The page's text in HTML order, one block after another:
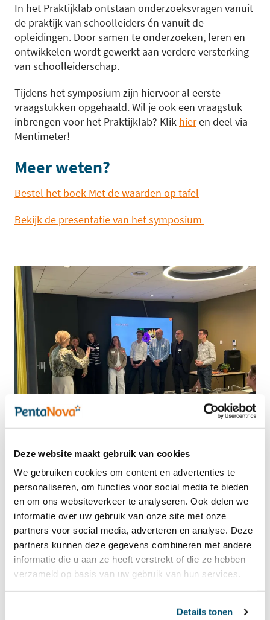
Deze website maakt gebruik van cookies
We gebruiken cookies om content en advertenties te
personaliseren, om functies voor social media te bieden
en om ons websiteverkeer te analyseren. Ook delen we
informatie over uw gebruik van onze site met onze
partners voor social media, adverteren en analyse. Deze
partners kunnen deze gegevens combineren met andere
informatie die u aan ze heeft verstrekt of die ze hebben
verzameld op basis van uw gebruik van hun services.
Details tonen
In het Praktijklab ontstaan onderzoeksvragen vanuit
de praktijk van schoolleiders én vanuit de
opleidingen. Door samen te onderzoeken, leren en
ontwikkelen wordt gewerkt aan verdere versterking
van schoolleiderschap.
Tijdens het symposium zijn hiervoor al eerste
vraagstukken opgehaald. Wil je ook een vraagstuk
inbrengen voor het Praktijklab? Klik hieren deel via
Mentimeter!
Meer weten?
Bestel het boek Met de waarden op tafel
Bekijk de presentatie van het symposium
Gerelateerde artikelen